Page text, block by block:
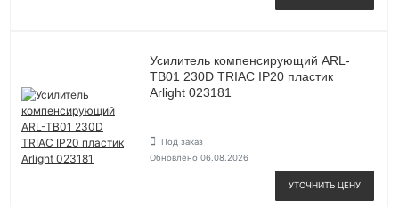
Усилитель компенсирующий ARL-
TB01 230D TRIAC IP20 пластик
Arlight 023181
Под заказ
Обновлено 06.08.2026
УТОЧНИТЬ ЦЕНУ